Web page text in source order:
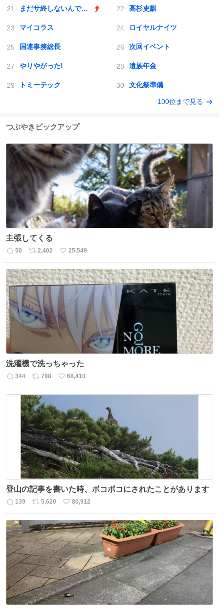
まだサ終しないんですか 高杉吏麒
マイコラス ロイヤルナイツ
国連事務総長 次回イベント
やりやがった! 遺族年金
トミーテック 文化祭準備
100位まで見る
つぶやきピックアップ
主張してくる
返
数
50
リ
ス
ト
数
2,402
い
ね
数
25,549
洗濯機で洗っちゃった
返
344
リ
ス
ト
数
798
い
数
68,410
登山の記事を書いた時、ボコボコにされたことがあります
返
数
139
リ
ス
ト
数
5,620
い
ね
数
80,912